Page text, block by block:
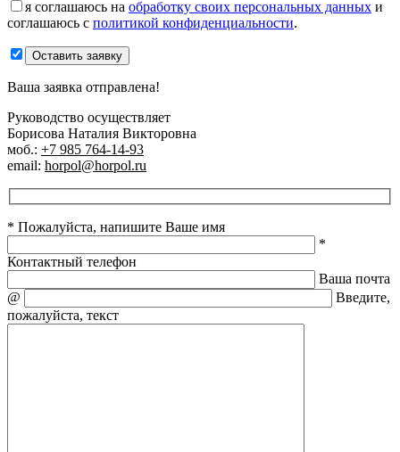
я соглашаюсь на обработку своих персональных данных и
соглашаюсь с политикой конфиденциальности.
Оставить заявку
Ваша заявка отправлена!
Руководство осуществляет
Борисова Наталия Викторовна
моб.: +7 985 764-14-93
email: horpol@horpol.ru
* Пожалуйста, напишите Ваше имя
*
Контактный телефон
Ваша почта
@
Введите,
пожалуйста, текст